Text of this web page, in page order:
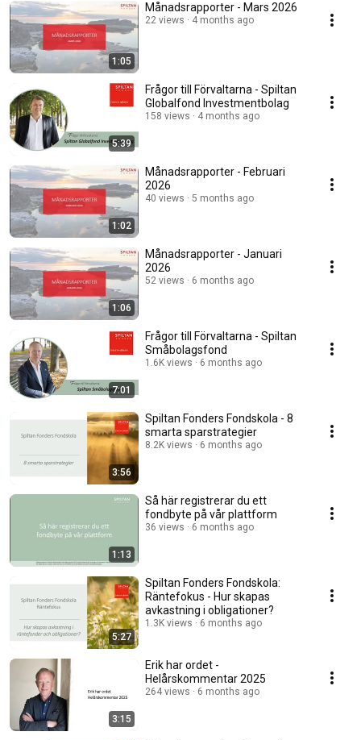
1:05
Månadsrapporter - Mars 2026
22 views 4 months ago
5:39
Frågor till Förvaltarna - Spiltan
Globalfond Investmentbolag
158 views 4 months ago
1:02
Månadsrapporter - Februari
2026
40 views 5 months ago
1:06
Månadsrapporter - Januari
2026
52 views 6 months ago
7:01
Frågor till Förvaltarna - Spiltan
Småbolagsfond
1.6K views 6 months ago
3:56
Spiltan Fonders Fondskola - 8
smarta sparstrategier
8.2K views 6 months ago
1:13
Så här registrerar du ett
fondbyte på vår plattform
36 views 6 months ago
5:27
Spiltan Fonders Fondskola:
Räntefokus - Hur skapas
avkastning i obligationer?
1.3K views 6 months ago
3:15
Erik har ordet -
Helårskommentar 2025
264 views 6 months ago